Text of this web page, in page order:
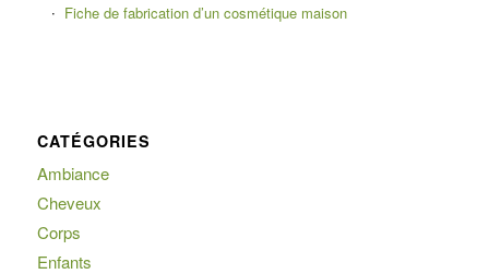
Fiche de fabrication d’un cosmétique maison
CATÉGORIES
Ambiance
Cheveux
Corps
Enfants